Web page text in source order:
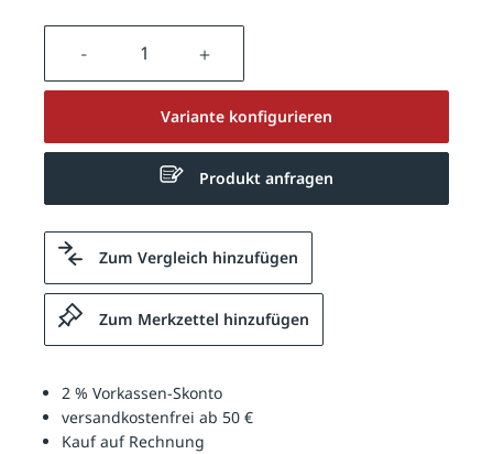
Produkt Anzahl: Gib den
Variante konfigurieren
Produkt anfragen
Zum Vergleich hinzufügen
Zum Merkzettel hinzufügen
2 % Vorkassen-Skonto
versandkostenfrei ab 50 €
Kauf auf Rechnung